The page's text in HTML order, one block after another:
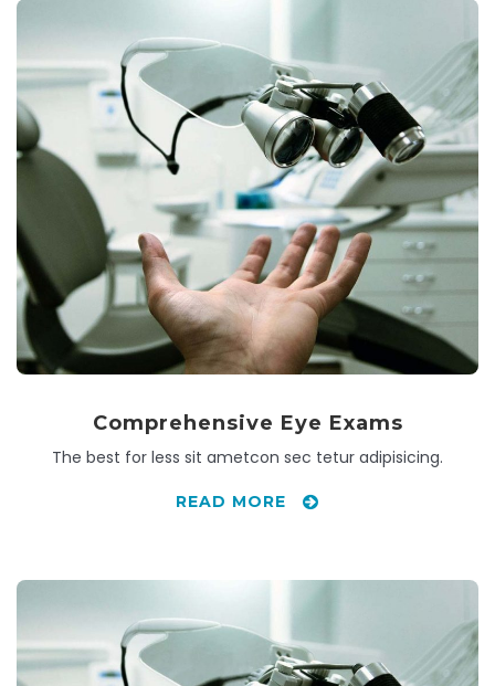
Comprehensive Eye Exams
The best for less sit ametcon sec tetur adipisicing.
READ MORE